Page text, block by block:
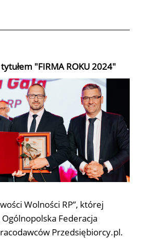
tytułem "FIRMA ROKU 2024"
Wolności RP”, której
Federacja
Przedsiębiorcy.pl.